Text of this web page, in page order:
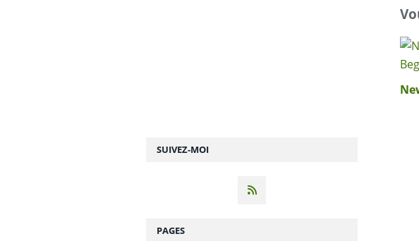
SUIVEZ-MOI
PAGES